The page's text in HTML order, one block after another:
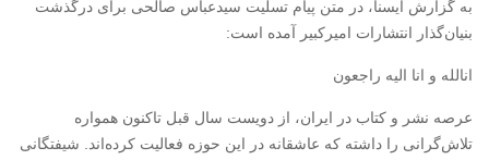
به گزارش ایسنا، در متن پیام تسلیت سیدعباس صالحی برای درگذشت
بنیان‌گذار انتشارات امیرکبیر آمده است:
انالله و انا الیه راجعون
عرصه نشر و کتاب در ایران، از دویست سال قبل تاکنون همواره
تلاش‌گرانی را داشته که عاشقانه در این حوزه فعالیت کرده‌اند. شیفتگانی